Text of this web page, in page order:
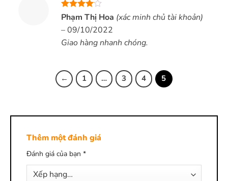
Được
xếp hạng
45 sao
Phạm Thị Hoa (xác minh chủ tài khoản)
–09/10/2022
Giao hàng nhanh chóng.
← 1 … 3 4 5
Thêm một đánh giá
Đánh giá của bạn *